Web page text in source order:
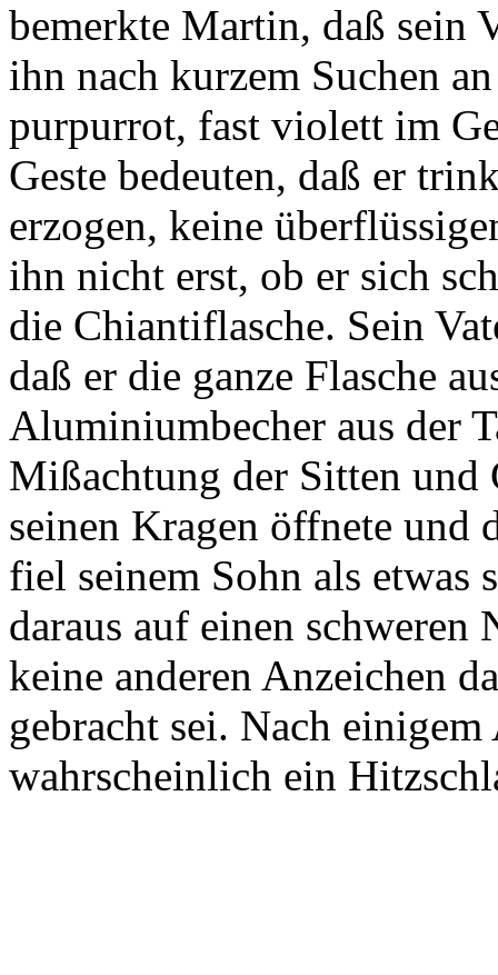
bemerkte Martin, daß sein
ihn nach kurzem Suchen
purpurrot, fast violett im
Geste bedeuten, daß er
erzogen, keine
ihn nicht erst, ob er sich
die Chiantiflasche. Sein
daß er die ganze Flasche
Aluminiumbecher aus der
Mißachtung der Sitten und
seinen Kragen öffnete und
fiel seinem Sohn als etwas
daraus auf einen schweren
keine anderen Anzeichen
gebracht sei. Nach
wahrscheinlich ein